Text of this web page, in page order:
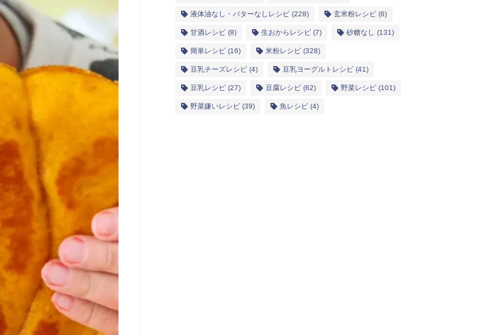
液体油なし・バターなしレシピ(228) 玄米粉レシピ(6)
甘酒レシピ(8) 生おからレシピ(7) 砂糖なし (131)
簡単レシピ(16) 米粉レシピ(328)
豆乳チーズレシピ(4) 豆乳ヨーグルトレシピ(41)
豆乳レシピ(27) 豆腐レシピ(62) 野菜レシピ(101)
野菜嫌いレシピ(39) 魚レシピ(4)